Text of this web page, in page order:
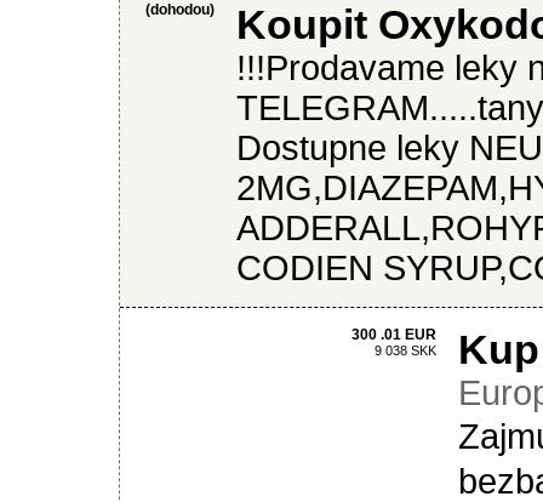
(dohodou) Koupit
!!!Prodavame leky
Dostupne leky
CODIEN
300 .01 EUR
9 038 SKK